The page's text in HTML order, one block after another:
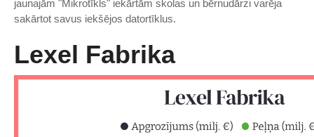
jaunajām "Mikrotīkls" iekārtām skolas un bērnudārzi varēja
sakārtot savus iekšējos datortīklus.
Lexel Fabrika